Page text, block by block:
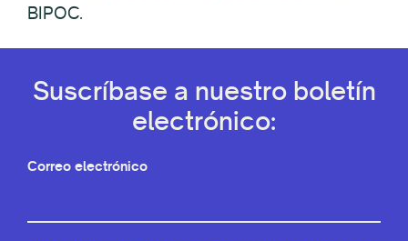
BIPOC.
Suscríbase a nuestro boletín
electrónico:
Correo electrónico